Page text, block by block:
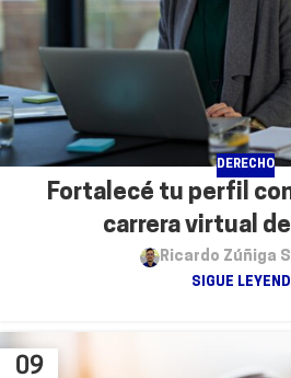
DERECHO
Fortalecé tu perfil
carrera virtual
Ricardo Zúñiga
SIGUE
09